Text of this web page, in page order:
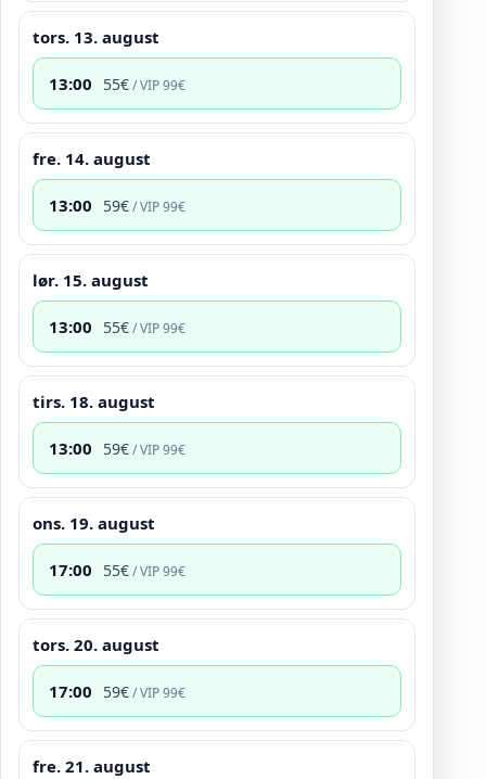
tors. 13. august
13:00 55€/ VIP99€
fre. 14. august
13:00 59€/ VIP99€
lør. 15. august
13:00 55€/ VIP99€
tirs. 18. august
13:00 59€/ VIP99€
ons. 19. august
17:00 55€/ VIP99€
tors. 20. august
17:00 59€/ VIP99€
fre. 21. august